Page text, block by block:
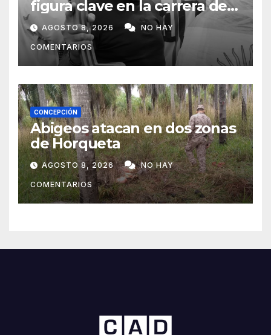
figura clave en la carrera de
Lionel Messi
AGOSTO 8, 2026 NO HAY
COMENTARIOS
CONCEPCIÓN
Abigeos atacan en dos zonas
de Horqueta
AGOSTO 8, 2026 NO HAY
COMENTARIOS